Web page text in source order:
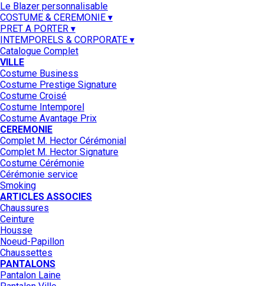
Le Blazer personnalisable
COSTUME & CEREMONIE ▾
PRET A PORTER ▾
INTEMPORELS & CORPORATE ▾
Catalogue Complet
VILLE
Costume Business
Costume Prestige Signature
Costume Croisé
Costume Intemporel
Costume Avantage Prix
CEREMONIE
Complet M. Hector Cérémonial
Complet M. Hector Signature
Costume Cérémonie
Cérémonie service
Smoking
ARTICLES ASSOCIES
Chaussures
Ceinture
Housse
Noeud-Papillon
Chaussettes
PANTALONS
Pantalon Laine